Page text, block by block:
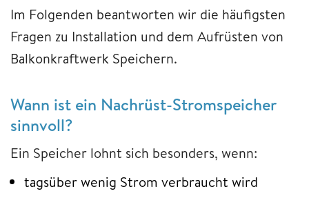
Im Folgenden beantworten wir die häufigsten
Fragen zu Installation und dem Aufrüsten von
Balkonkraftwerk Speichern.
Wann ist ein Nachrüst-Stromspeicher
sinnvoll?
Ein Speicher lohnt sich besonders, wenn:
tagsüber wenig Strom verbraucht wird